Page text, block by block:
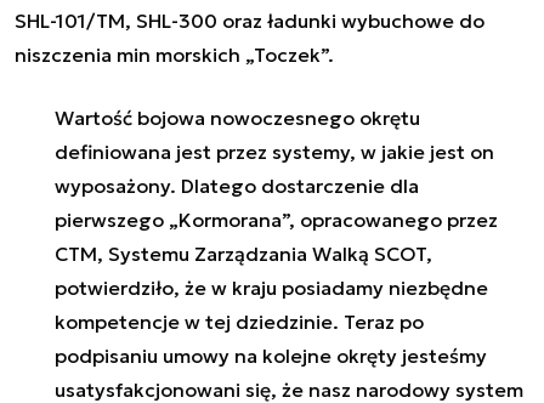
SHL-101/TM, SHL-300 oraz ładunki wybuchowe do
niszczenia min morskich „Toczek”.
Wartość bojowa nowoczesnego okrętu
definiowana jest przez systemy, w jakie jest on
wyposażony. Dlatego dostarczenie dla
pierwszego „Kormorana”, opracowanego przez
CTM, Systemu Zarządzania Walką SCOT,
potwierdziło, że w kraju posiadamy niezbędne
kompetencje w tej dziedzinie. Teraz po
podpisaniu umowy na kolejne okręty jesteśmy
usatysfakcjonowani się, że nasz narodowy system